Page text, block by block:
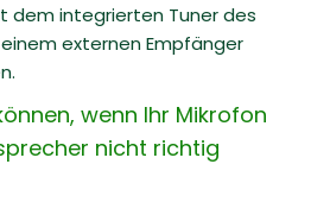
dem integrierten Tuner des
externen Empfänger
wenn Ihr Mikrofon
nicht richtig